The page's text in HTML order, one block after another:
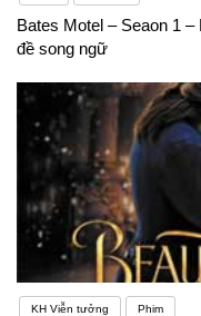
Bates Motel – Seaon 1
đề song ngữ
KH Viễn tưởng Phim